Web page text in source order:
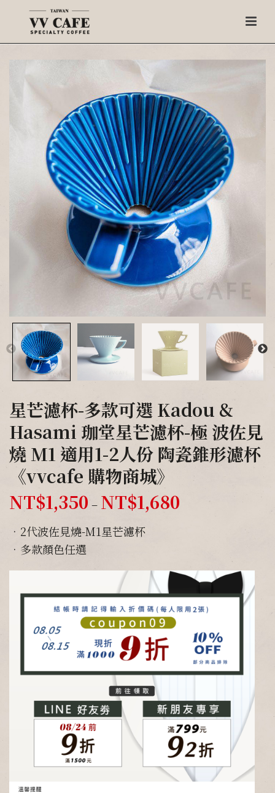
星芒濾杯-多款可選 Kadou &
Hasami 珈堂星芒濾杯-極 波佐見
燒 M1 適用1-2人份 陶瓷錐形濾杯
《vvcafe 購物商城》
NT$1,350 – NT$1,680
•2代波佐見燒-M1星芒濾杯
•多款顏色任選